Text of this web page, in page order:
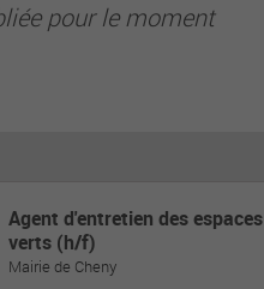
pour le moment
Agent d'entretien des espaces
verts (h/f)
Mairie de Cheny